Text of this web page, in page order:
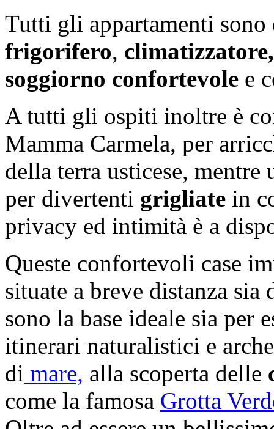
Tutti gli appartamenti
frigorifero,
soggiorno confortevole e
A tutti gli ospiti inoltre è
Mamma Carmela, per
della terra usticese, mentre
per divertenti grigliate in
privacy ed intimità è a
Queste confortevoli case
situate a breve distanza sia
sono la base ideale sia per
itinerari naturalistici e
di mare, alla scoperta delle
come la famosa Grotta